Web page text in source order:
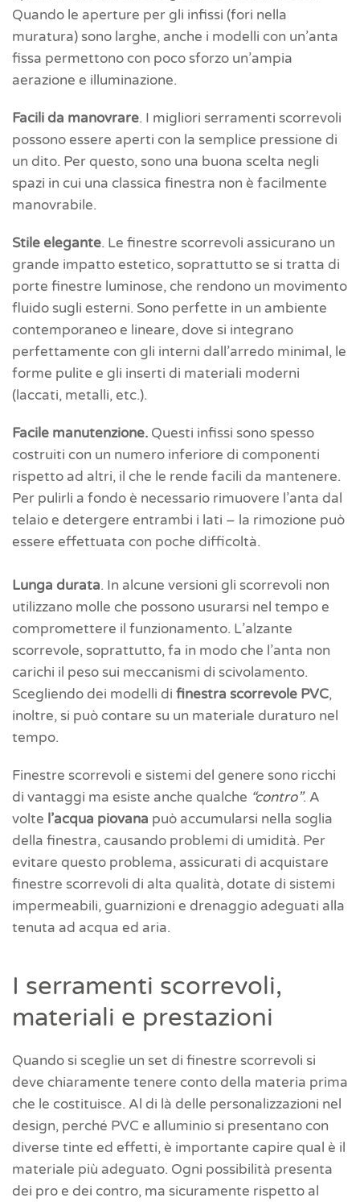
Quando le aperture per gli infissi (fori nella
muratura) sono larghe, anche i modelli con un’anta
fissa permettono con poco sforzo un’ampia
aerazione e illuminazione.
Facili da manovrare. I migliori serramenti scorrevoli
possono essere aperti con la semplice pressione di
un dito. Per questo, sono una buona scelta negli
spazi in cui una classica finestra non è facilmente
manovrabile.
Stile elegante. Le finestre scorrevoli assicurano un
grande impatto estetico, soprattutto se si tratta di
porte finestre luminose, che rendono un movimento
fluido sugli esterni. Sono perfette in un ambiente
contemporaneo e lineare, dove si integrano
perfettamente con gli interni dall’arredo minimal, le
forme pulite e gli inserti di materiali moderni
(laccati, metalli, etc.).
Facile manutenzione. Questi infissi sono spesso
costruiti con un numero inferiore di componenti
rispetto ad altri, il che le rende facili da mantenere.
Per pulirli a fondo è necessario rimuovere l’anta dal
telaio e detergere entrambi i lati – la rimozione può
essere effettuata con poche difficoltà.
Lunga durata. In alcune versioni gli scorrevoli non
utilizzano molle che possono usurarsi nel tempo e
compromettere il funzionamento. L’alzante
scorrevole, soprattutto, fa in modo che l’anta non
carichi il peso sui meccanismi di scivolamento.
Scegliendo dei modelli di finestra scorrevole PVC,
inoltre, si può contare su un materiale duraturo nel
tempo.
Finestre scorrevoli e sistemi del genere sono ricchi
di vantaggi ma esiste anche qualche “contro”. A
volte l’acqua piovana può accumularsi nella soglia
della finestra, causando problemi di umidità. Per
evitare questo problema, assicurati di acquistare
finestre scorrevoli di alta qualità, dotate di sistemi
impermeabili, guarnizioni e drenaggio adeguati alla
tenuta ad acqua ed aria.
I serramenti scorrevoli,
materiali e prestazioni
Quando si sceglie un set di finestre scorrevoli si
deve chiaramente tenere conto della materia prima
che le costituisce. Al di là delle personalizzazioni nel
design, perché PVC e alluminio si presentano con
diverse tinte ed effetti, è importante capire qual è il
materiale più adeguato. Ogni possibilità presenta
dei pro e dei contro, ma sicuramente rispetto al